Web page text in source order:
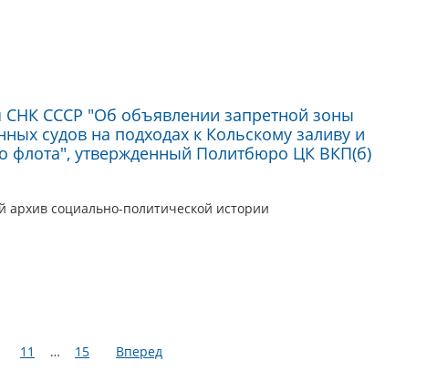
СНК СССР "Об объявлении запретной зоны
судов на подходах к Кольскому заливу и
флота", утвержденный Политбюро ЦК ВКП(б)
архив социально-политической истории
11 … 15 Вперед